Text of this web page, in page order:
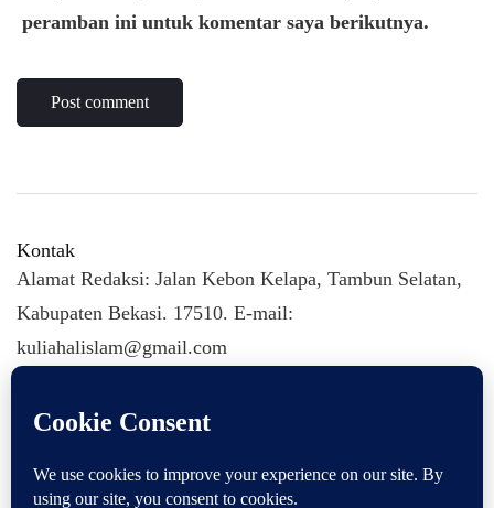
peramban ini untuk komentar saya berikutnya.
Kontak
Alamat Redaksi: Jalan Kebon Kelapa, Tambun Selatan,
Kabupaten Bekasi. 17510. E-mail:
kuliahalislam@gmail.com
KULIAHALISLAM.COM Copyright (C) 2026